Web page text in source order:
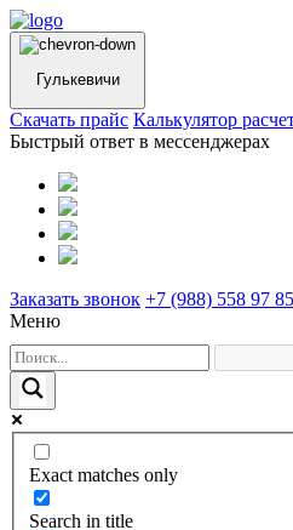
Гулькевичи
Cкачать прайс Калькулятор
Быстрый ответ в мессенджерах
Заказать звонок +7 (988) 558 97 85
Меню
Exact matches only
Search in title